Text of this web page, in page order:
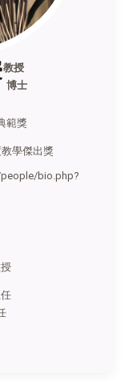
教授
博士
範獎
學傑出獎
bio.php?